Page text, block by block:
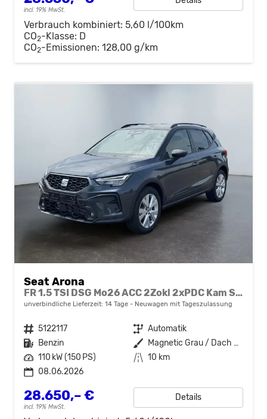
incl. 19% MwSt.
Verbrauch kombiniert: 5,60 l/100km
CO2-Klasse: D
CO2-Emissionen: 128,00 g/km
Seat Arona
FR 1.5 TSI DSG Mo26 ACC 2Zokl 2xPDC Kam SHZ Full Link
unverbindliche Lieferzeit: 14 Tage Neuwagen mit Tageszulassung
Fahrzeugnr. 5122117 Getriebe Automatik
Kraftstoff Benzin Außenfarbe
Magnetic Grau / Dach Schwarz
Leistung 110 kW (150 PS) Kilometerstand 10 km
08.06.2026
28.650,– €
incl. 19% MwSt.
Details